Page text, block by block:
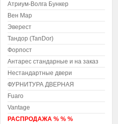
Атриум-Волга Бункер
Вен Мар
Эверест
Тандор (TanDor)
Форпост
Антарес стандарные и на заказ
Нестандартные двери
ФУРНИТУРА ДВЕРНАЯ
Fuaro
Vantage
РАСПРОДАЖА % % %